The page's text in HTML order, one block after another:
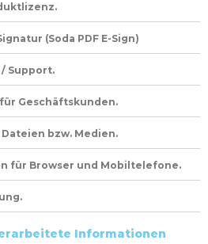
(Soda PDF E-Sign)
Support.
Geschäftskunden.
bzw. Medien.
für Browser und Mobiltelefone.
Informationen